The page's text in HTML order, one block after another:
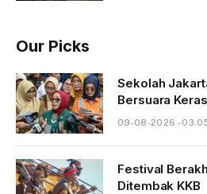
Our Picks
Sekolah
Bersuara Keras
09-08-2026 -
Festival
Ditembak KKB